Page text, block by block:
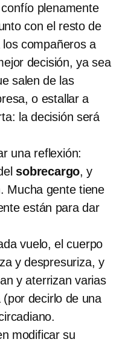
plenamente
con el resto de
los compañeros a
decisión, ya sea
salen de las
o estallar a
la decisión será
una reflexión:
sobrecargo, y
Mucha gente tiene
están para dar
vuelo, el cuerpo
y despresuriza, y
y aterrizan varias
decirlo de una
modificar su